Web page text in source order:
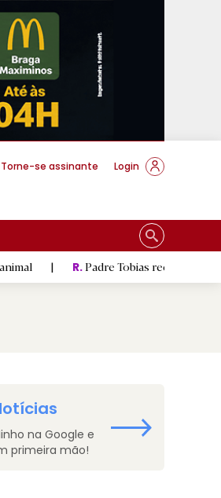
Torne-se assinante Login
Padre Tobias reconhecido por ter «um
na Google e
primeira mão!